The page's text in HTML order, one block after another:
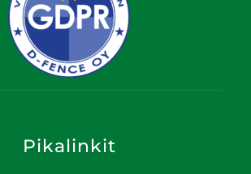
Pikalinkit